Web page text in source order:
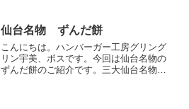
仙台名物 ずんだ餅
こんにちは。ハンバーガー工房グリング
リン宇美、ボスです。今回は仙台名物の
ずんだ餅のご紹介です。三大仙台名物の1